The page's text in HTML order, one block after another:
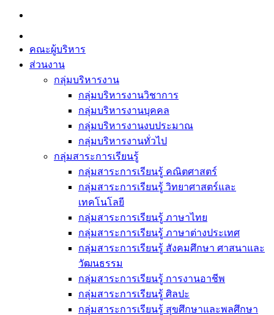
Skip
content
คณะผู้บริหาร
ส่วนงาน
กลุ่มบริหารงาน
กลุ่มบริหารงานวิชาการ
กลุ่มบริหารงานบุคคล
กลุ่มบริหารงานงบประมาณ
กลุ่มบริหารงานทั่วไป
กลุ่มสาระการเรียนรู้
กลุ่มสาระการเรียนรู้ คณิตศาสตร์
กลุ่มสาระการเรียนรู้ วิทยาศาสตร์และ
เทคโนโลยี
กลุ่มสาระการเรียนรู้ ภาษาไทย
กลุ่มสาระการเรียนรู้ ภาษาต่างประเทศ
กลุ่มสาระการเรียนรู้ สังคมศึกษา ศาสนาและ
วัฒนธรรม
กลุ่มสาระการเรียนรู้ การงานอาชีพ
กลุ่มสาระการเรียนรู้ ศิลปะ
กลุ่มสาระการเรียนรู้ สุขศึกษาและพลศึกษา